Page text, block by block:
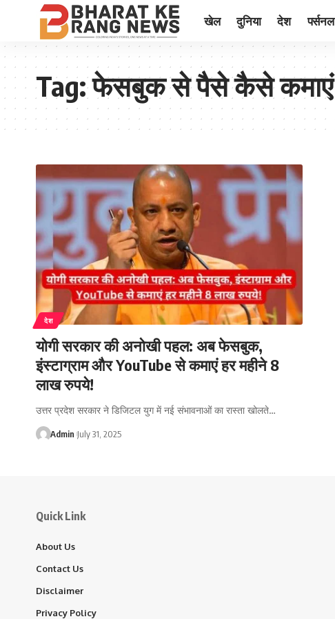
खेल दुनिया देश पर्सनल
Tag:फेसबुक से पैसे कैसे कमाएं
देश
योगी सरकार की अनोखी पहल: अब फेसबुक,
इंस्टाग्राम और YouTube से कमाएं हर महीने 8
लाख रुपये!
उत्तर प्रदेश सरकार ने डिजिटल युग में नई संभावनाओं का रास्ता खोलते…
Admin July 31, 2025
Quick Link
About Us
Contact Us
Disclaimer
Privacy Policy